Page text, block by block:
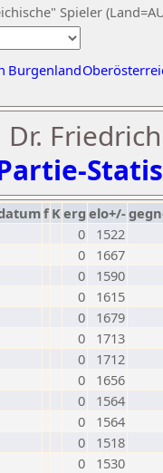
Spieler
Burgenland
f Kerg elo+/-
0
1522
0
1667
0
1590
0
1615
0
1679
0
1713
0
1712
0
1656
0
1564
0
1564
0
1518
0
1530